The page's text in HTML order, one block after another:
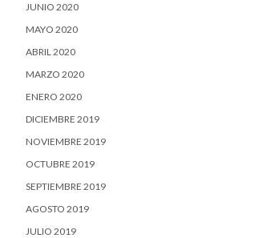
JUNIO 2020
MAYO 2020
ABRIL 2020
MARZO 2020
ENERO 2020
DICIEMBRE 2019
NOVIEMBRE 2019
OCTUBRE 2019
SEPTIEMBRE 2019
AGOSTO 2019
JULIO 2019